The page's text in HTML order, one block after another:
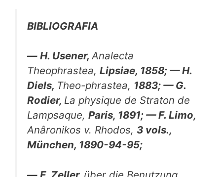
BIBLIOGRAFIA
— H. Usener,Analecta
Theophrastea, Lipsiae, 1858; — H.
Diels, Theo-phrastea, 1883; — G.
Rodier, La physique de Straton de
Lampsaque, Paris, 1891; — F. Limo,
Anâronikos v. Rhodos, 3 vols.,
München, 1890-94-95;